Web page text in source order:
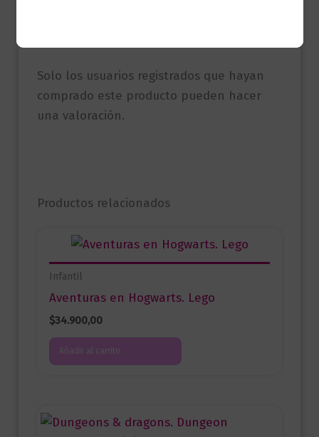
Solo los usuarios registrados que hayan
comprado este producto pueden hacer
una valoración.
Productos relacionados
Infantil
Aventuras en Hogwarts. Lego
$34.900,00
Añadir al carrito